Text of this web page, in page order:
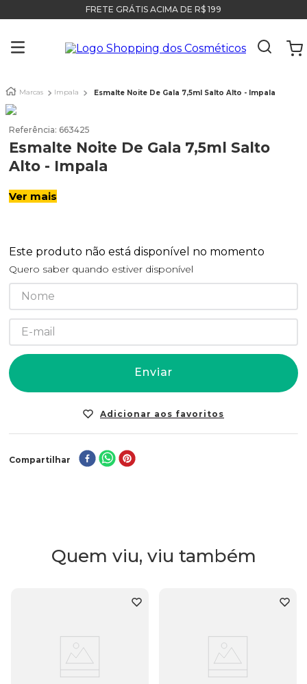
FRETE GRÁTIS ACIMA DE R$ 199
Marcas Impala Esmalte Noite De Gala 7,5ml Salto Alto - Impala
Referência: 663425
Esmalte Noite De Gala 7,5ml Salto
Alto - Impala
Ver mais
Este produto não está disponível no momento
Quero saber quando estiver disponível
Enviar
Compartilhar
Quem viu, viu também